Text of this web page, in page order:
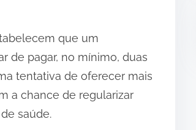
que um
de pagar, no mínimo, duas
tentativa de oferecer mais
a chance de regularizar
saúde.